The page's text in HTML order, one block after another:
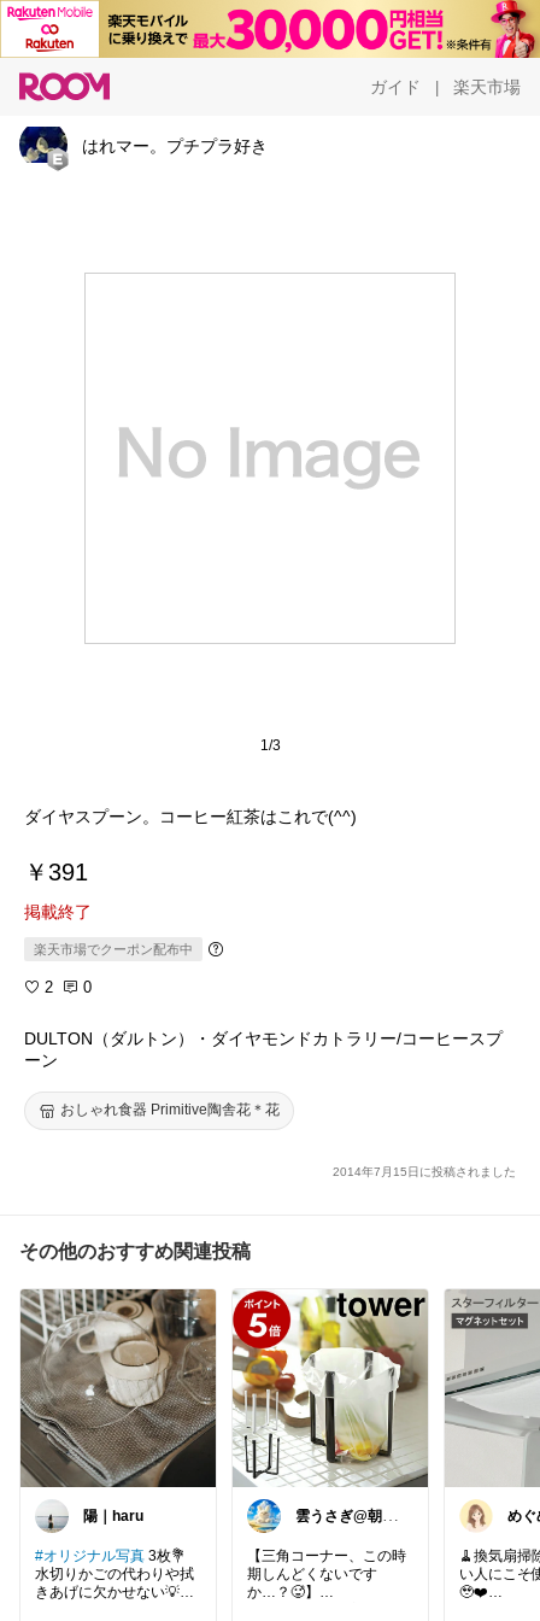
ガイド 楽天市場
はれマー。プチプラ好き
1/3
ダイヤスプーン。コーヒー紅茶はこれで(^^)
￥391
掲載終了
楽天市場でクーポン配布中
2 0
DULTON（ダルトン）・ダイヤモンドカトラリー/コーヒースプ
ーン
おしゃれ食器 Primitive陶舎花＊花
2014年7月15日に投稿されました
その他のおすすめ関連投稿
陽｜haru
#オリジナル写真 3枚💐
水切りかごの代わりや拭
きあげに欠かせない💡
雲うさぎ@朝コ
短グッズ🐰
【三角コーナー、この時
期しんどくないです
か…？🥵】
めぐ
と暮
🧹換気扇掃
い人にこそ
🥹❤️